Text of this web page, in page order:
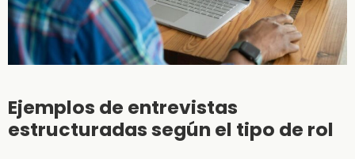
Ejemplos de entrevistas
estructuradas según el tipo de rol